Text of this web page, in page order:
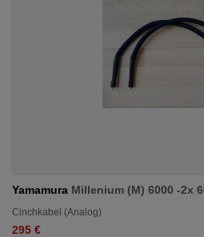
Yamamura Millenium (M) 6000 -2x
Cinchkabel (Analog)
295 €